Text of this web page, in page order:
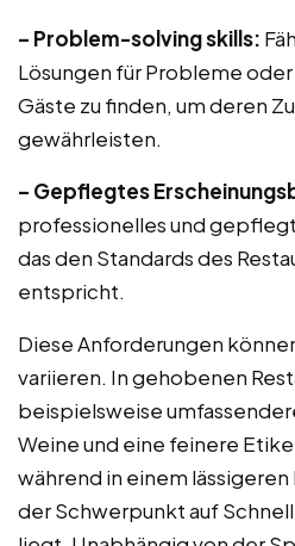
– Problem-solving skills:
Lösungen für Probleme
Gäste zu finden, um deren
gewährleisten.
– Gepflegtes
professionelles und
das den Standards des
entspricht.
Diese Anforderungen
variieren. In gehobenen
beispielsweise
Weine und eine feinere
während in einem
der Schwerpunkt auf